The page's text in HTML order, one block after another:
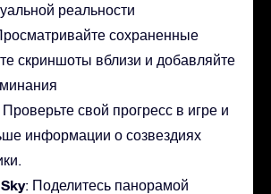
реальности
сохраненные
скриншоты вблизи и добавляйте
Проверьте свой прогресс в игре и
информации о созвездиях
: Поделитесь панорамой